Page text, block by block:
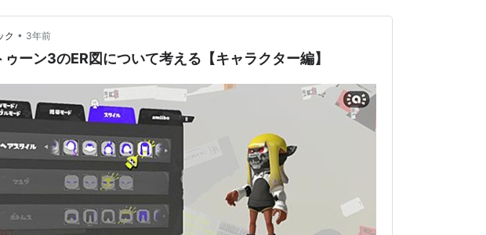
ク • 3年前
ゥーン3のER図について考える【キャラクター編】